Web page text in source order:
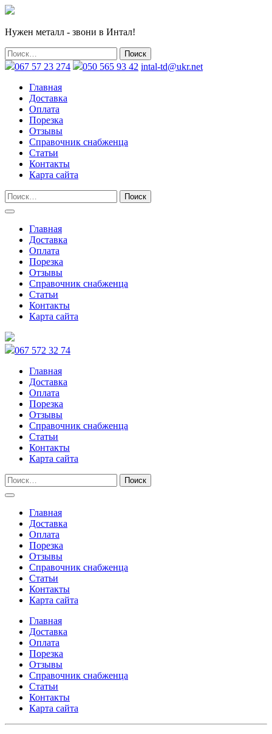
Нужен металл - звони в Интал!
067 57 23 274 050 565 93 42 intal-td@ukr.net
Главная
Доставка
Оплата
Порезка
Отзывы
Справочник снабженца
Статьи
Контакты
Карта сайта
Главная
Доставка
Оплата
Порезка
Отзывы
Справочник снабженца
Статьи
Контакты
Карта сайта
067 572 32 74
Главная
Доставка
Оплата
Порезка
Отзывы
Справочник снабженца
Статьи
Контакты
Карта сайта
Главная
Доставка
Оплата
Порезка
Отзывы
Справочник снабженца
Статьи
Контакты
Карта сайта
Главная
Доставка
Оплата
Порезка
Отзывы
Справочник снабженца
Статьи
Контакты
Карта сайта